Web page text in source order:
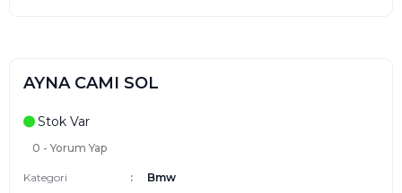
AYNA CAMI SOL
Stok Var
0 - Yorum Yap
Kategori
Bmw